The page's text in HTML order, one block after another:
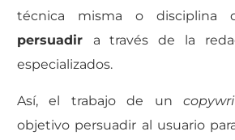
técnica misma o disciplina
persuadir a través de la
especializados.
Así, el trabajo de un
objetivo persuadir al usuario